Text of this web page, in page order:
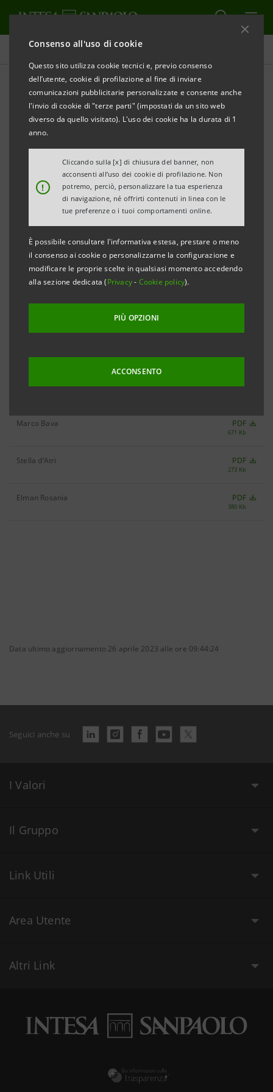
Consenso all'uso di cookie
Questo sito utilizza cookie tecnici e, previo consenso
dell’utente, cookie di profilazione al fine di inviare
comunicazioni pubblicitarie personalizzate e consente anche
l'invio di cookie di "terze parti" (impostati da un sito web
diverso da quello visitato). L'uso dei cookie ha la durata di 1
anno.
!
Cliccando sulla [x] di chiusura del banner, non
acconsenti all’uso dei cookie di profilazione. Non
potremo, perciò, personalizzare la tua esperienza
di navigazione, né offrirti contenuti in linea con le
tue preferenze o i tuoi comportamenti online.
È possibile consultare l'informativa estesa, prestare o meno
il consenso ai cookie o personalizzarne la configurazione e
modificare le proprie scelte in qualsiasi momento accedendo
alla sezione dedicata (Privacy- Cookie policy).
PIÙ OPZIONI
ACCONSENTO
Governance
Domande azionisti ex art.
127-ter TUF e risposte
AGGIORNA
Mario Roscillo
263 Kb
Giuliano Giorgio Briano PDF
395 Kb
Fabio Pasqual PDF
Marco Bava PDF
671 Kb
Stella d’Atri PDF
273 Kb
Elman Rosania PDF
380 Kb
Data ultimo aggiornamento 26 aprile 2023 alle ore 09:44:24
Seguici anche su
I Valori
Il Gruppo
Link Utili
Area Utente
Altri Link